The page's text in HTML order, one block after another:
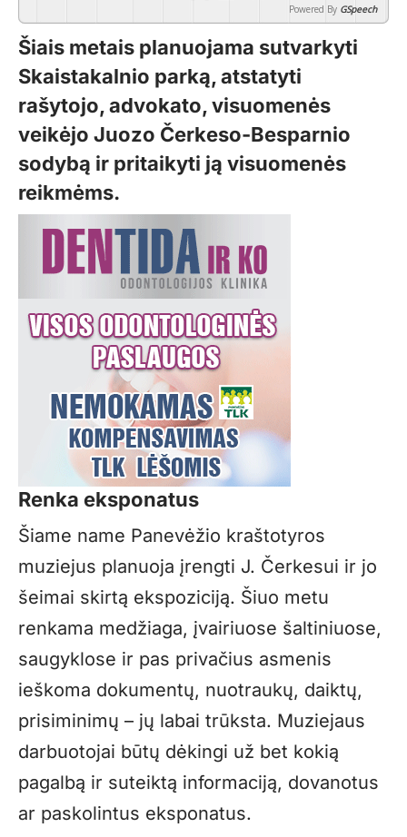
Powered By GSpeech
Šiais metais planuojama sutvarkyti
Skaistakalnio parką, atstatyti
rašytojo, advokato, visuomenės
veikėjo Juozo Čerkeso-Besparnio
sodybą ir pritaikyti ją visuomenės
reikmėms.
Renka eksponatus
Šiame name Panevėžio kraštotyros
muziejus planuoja įrengti J. Čerkesui ir jo
šeimai skirtą ekspoziciją. Šiuo metu
renkama medžiaga, įvairiuose šaltiniuose,
saugyklose ir pas privačius asmenis
ieškoma dokumentų, nuotraukų, daiktų,
prisiminimų – jų labai trūksta. Muziejaus
darbuotojai būtų dėkingi už bet kokią
pagalbą ir suteiktą informaciją, dovanotus
ar paskolintus eksponatus.